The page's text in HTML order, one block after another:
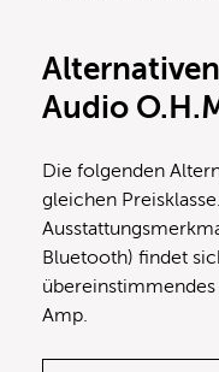
Audio
Die folgenden
gleichen
Bluetooth) findet
Amp.